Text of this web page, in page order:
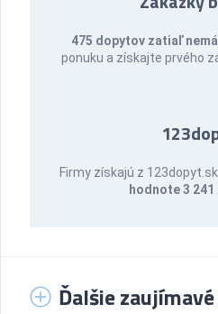
475 dopytov zatiaľ
ponuku a získajte prvého
Firmy získajú z
hodnote 3 241
Ďalšie